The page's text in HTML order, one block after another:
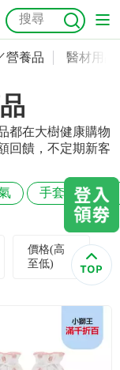
幼兒米餅
營養品 醫材用品
都在大樹健康購物
回饋，不定期新客
手套 吸汗
價格(高
至低)